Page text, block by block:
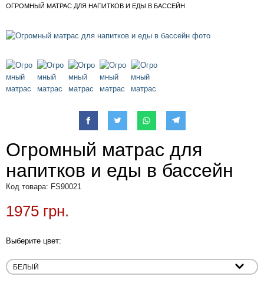
ОГРОМНЫЙ МАТРАС ДЛЯ НАПИТКОВ И ЕДЫ В БАССЕЙН
Огромный матрас для
напитков и еды в бассейн
Код товара: FS90021
1975 грн.
Выберите цвет:
Напомнить
Регистрация или авторизация